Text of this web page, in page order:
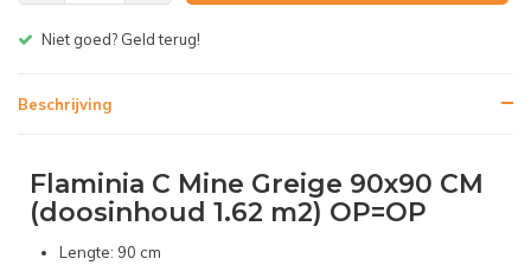
Beschrijving
Flaminia C Mine Greige 90x90 CM
(doosinhoud 1.62 m2) OP=OP
Lengte: 90 cm